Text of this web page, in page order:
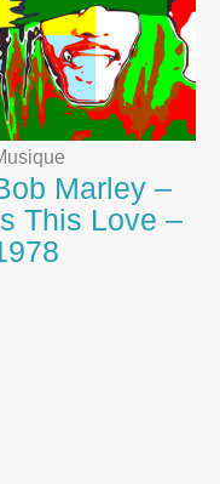
Marley –
This Love –